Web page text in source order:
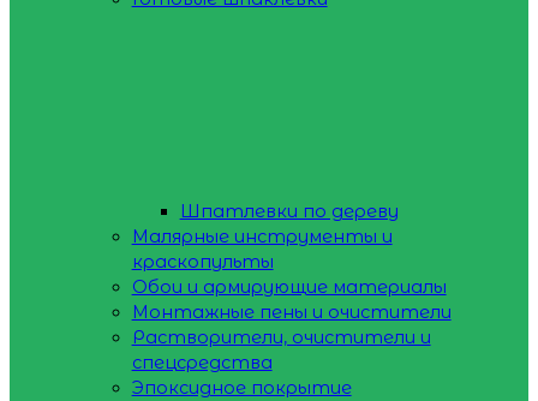
Шпатлевки по дереву
Малярные инструменты и
краскопульты
Обои и армирующие материалы
Монтажные пены и очистители
Растворители, очистители и
спецсредства
Эпоксидное покрытие